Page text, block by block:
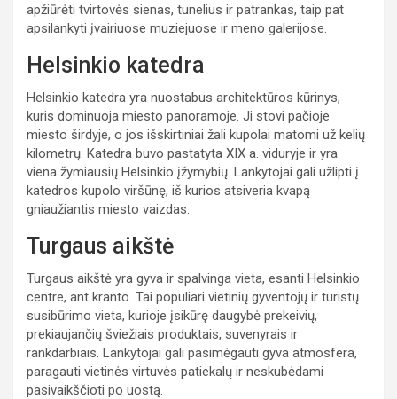
apžiūrėti tvirtovės sienas, tunelius ir patrankas, taip pat
apsilankyti įvairiuose muziejuose ir meno galerijose.
Helsinkio katedra
Helsinkio katedra yra nuostabus architektūros kūrinys,
kuris dominuoja miesto panoramoje. Ji stovi pačioje
miesto širdyje, o jos išskirtiniai žali kupolai matomi už kelių
kilometrų. Katedra buvo pastatyta XIX a. viduryje ir yra
viena žymiausių Helsinkio įžymybių. Lankytojai gali užlipti į
katedros kupolo viršūnę, iš kurios atsiveria kvapą
gniaužiantis miesto vaizdas.
Turgaus aikštė
Turgaus aikštė yra gyva ir spalvinga vieta, esanti Helsinkio
centre, ant kranto. Tai populiari vietinių gyventojų ir turistų
susibūrimo vieta, kurioje įsikūrę daugybė prekeivių,
prekiaujančių šviežiais produktais, suvenyrais ir
rankdarbiais. Lankytojai gali pasimėgauti gyva atmosfera,
paragauti vietinės virtuvės patiekalų ir neskubėdami
pasivaikščioti po uostą.